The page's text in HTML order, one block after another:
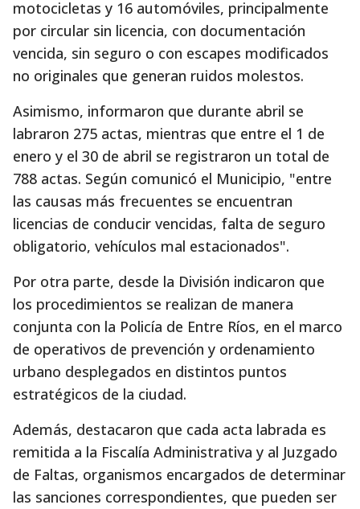
motocicletas y 16 automóviles, principalmente
por circular sin licencia, con documentación
vencida, sin seguro o con escapes modificados
no originales que generan ruidos molestos.
Asimismo, informaron que durante abril se
labraron 275 actas, mientras que entre el 1 de
enero y el 30 de abril se registraron un total de
788 actas. Según comunicó el Municipio, "entre
las causas más frecuentes se encuentran
licencias de conducir vencidas, falta de seguro
obligatorio, vehículos mal estacionados".
Por otra parte, desde la División indicaron que
los procedimientos se realizan de manera
conjunta con la Policía de Entre Ríos, en el marco
de operativos de prevención y ordenamiento
urbano desplegados en distintos puntos
estratégicos de la ciudad.
Además, destacaron que cada acta labrada es
remitida a la Fiscalía Administrativa y al Juzgado
de Faltas, organismos encargados de determinar
las sanciones correspondientes, que pueden ser